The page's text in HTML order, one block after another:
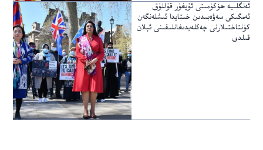
ئەنگلىيە ھۆكۈمىتى ئۇيغۇر قۇللۇق
ئەمگىكى سەۋەبىدىن خىتايدا ئىشلەنگەن
كۈنتاختىلارنى چەكلەيدىغانلىقىنى ئېلان
قىلدى